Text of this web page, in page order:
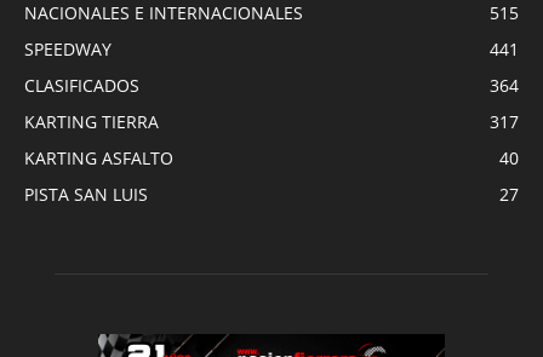
NACIONALES E INTERNACIONALES
515
SPEEDWAY
441
CLASIFICADOS
364
KARTING TIERRA
317
KARTING ASFALTO
40
PISTA SAN LUIS
27